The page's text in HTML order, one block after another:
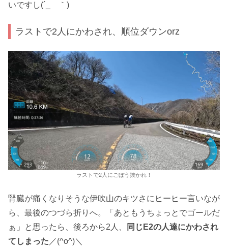
いですし(´_ゝ｀)
ラストで2人にかわされ、順位ダウンorz
ラストで2人にごぼう抜かれ！
腎臓が痛くなりそうな伊吹山のキツさにヒーヒー言いなが
ら、最後のつづら折りへ。「あともうちょっとでゴールだ
ぁ」と思ったら、後ろから2人、
同じE2の人達にかわされ
てしまった ／(^o^)＼